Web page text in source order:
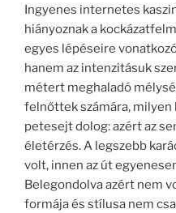
Ingyenes internetes
hiányoznak a
egyes lépéseire
hanem az intenzitásuk
métert meghaladó
felnőttek számára, milyen
petesejt dolog: azért az
életérzés. A legszebb
volt, innen az út
Belegondolva azért nem
formája és stílusa nem